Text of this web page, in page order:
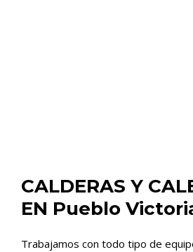
CALDERAS Y
EN Pueblo
Trabajamos con todo tipo de